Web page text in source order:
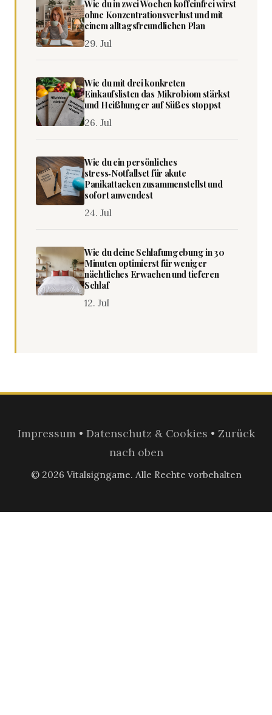
Wie du in zwei Wochen koffeinfrei wirst
ohne Konzentrationsverlust und mit
einem alltagsfreundlichen Plan
29. Jul
Wie du mit drei konkreten
Einkaufslisten das Mikrobiom stärkst
und Heißhunger auf Süßes stoppst
26. Jul
Wie du ein persönliches
stress‑Notfallset für akute
Panikattacken zusammenstellst und
sofort anwendest
24. Jul
Wie du deine Schlafumgebung in 30
Minuten optimierst für weniger
nächtliches Erwachen und tieferen
Schlaf
12. Jul
Impressum• Datenschutz & Cookies • Zurück
nach oben
© 2026 Vitalsigngame. Alle Rechte vorbehalten